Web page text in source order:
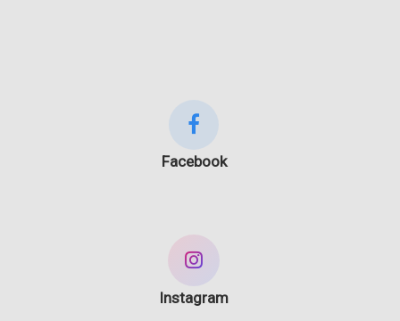
Facebook
Instagram